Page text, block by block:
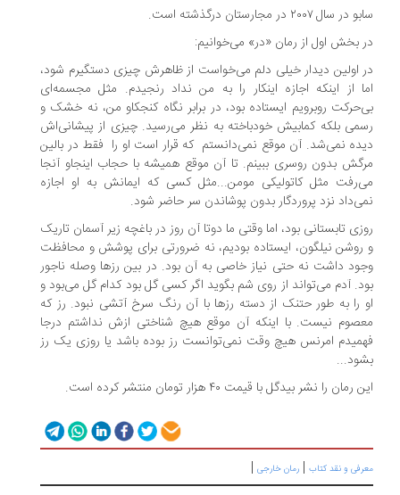
سابو در سال ۲۰۰۷ در مجارستان درگذشته است.
در بخش اول از رمان «در» می‌خوانیم:
در اولین دیدار خیلی دلم می‌خواست از ظاهرش چیزی دستگیرم شود،
اما از اینکه اجازه اینکار را به من نداد رنجیدم. مثل مجسمه‌ای
بی‌حرکت روبرویم ایستاده بود، در برابر نگاه کنجکاو من، نه خشک و
رسمی بلکه کمابیش خودباخته به نظر می‌رسید. چیزی از پیشانی‌اش
دیده نمی‌شد. آن موقع نمی‌دانستم که قرار است او را فقط در بالین
مرگش بدون روسری ببینم. تا آن موقع همیشه با حجاب اینجاو آنجا
می‌رفت مثل کاتولیکی مومن...مثل کسی که ایمانش به او اجازه
نمی‌داد نزد پروردگار بدون پوشاندن سر حاضر شود.
روزی تابستانی بود، اما وقتی ما دوتا آن روز در باغچه زیر آسمان تاریک
و روشن نیلگون، ایستاده بودیم، نه ضرورتی برای پوشش و محافظت
وجود داشت نه حتی نیاز خاصی به آن بود. در بین رزها وصله ناجور
بود. آدم می‌تواند از روی شم بگوید اگر کسی گل بود کدام گل می‌بود و
او را به طور حتنک از دسته رزها با آن رنگ سرخ آتشی نبود. رز که
معصوم نیست. با اینکه آن موقع هیچ شناختی ازش نداشتم درجا
فهمیدم امرنس هیچ وقت نمی‌توانست رز بوده باشد یا روزی یک رز
بشود...
این رمان را نشر بیدگل با قیمت ۴۰ هزار تومان منتشر کرده است.
معرفی و نقد کتاب | رمان خارجی |